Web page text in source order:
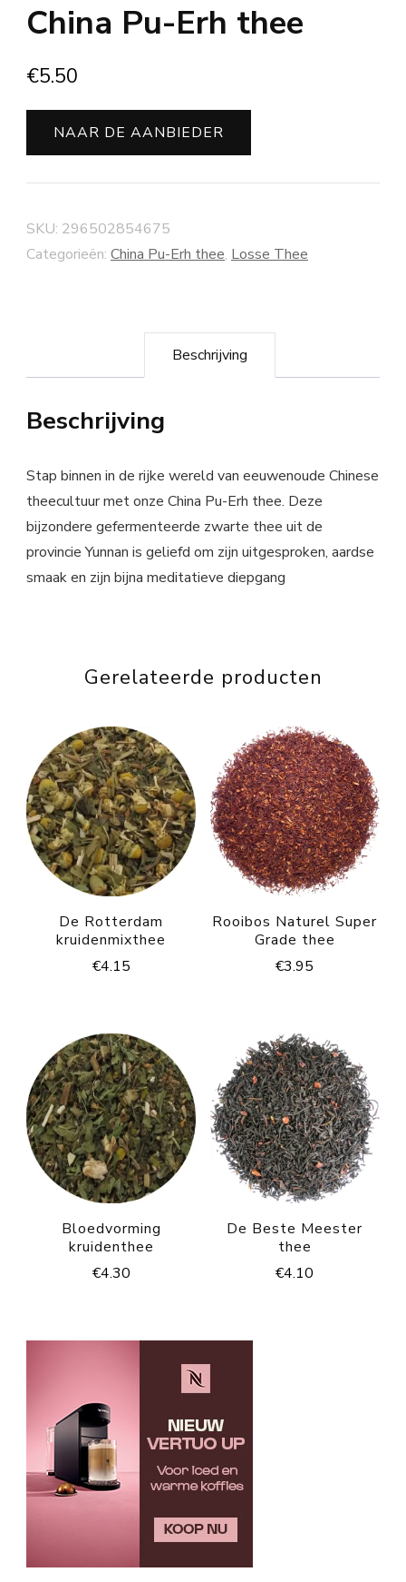
China Pu-Erh thee
€5.50
NAAR DE AANBIEDER
SKU: 296502854675
Categorieën: China Pu-Erh thee, Losse Thee
Beschrijving
Beschrijving
Stap binnen in de rijke wereld van eeuwenoude Chinese
theecultuur met onze China Pu-Erh thee. Deze
bijzondere gefermenteerde zwarte thee uit de
provincie Yunnan is geliefd om zijn uitgesproken, aardse
smaak en zijn bijna meditatieve diepgang
Gerelateerde producten
De Rotterdam
kruidenmixthee
€4.15
Rooibos Naturel Super
Grade thee
€3.95
Bloedvorming
kruidenthee
€4.30
De Beste Meester
thee
€4.10